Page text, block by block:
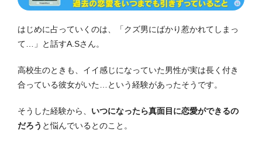
はじめに占っていくのは、「クズ男にばかり惹かれてしまっ
て…」と話すA.Sさん。
高校生のときも、イイ感じになっていた男性が実は長く付き
合っている彼女がいた…という経験があったそうです。
そうした経験から、 いつになったら真面目に恋愛ができるの
だろう と悩んでいるとのこと。